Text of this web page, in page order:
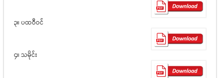
၃။ ပထဝီဝင်
၄။ သမိုင်း